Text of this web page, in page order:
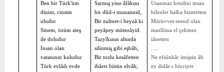
Ben bir Türk'üm
dinim, cinsim
uludur
Sinem, özüm ateş
ile doludur
İnsan olan
vatanının kuludur
Türk evlâdı evde
Sarmış yine âfâkını
bir dûd-ı munannid,
Bir zulmet-i beyzâ ki
peyâpey mütezâyid.
Tazyîkının altında
silinmiş gibi eşbâh,
Bir tozlu kesâfetten
ibâret bütün elvâh;
Usanmaz kendini insan
bilenler halka hizmetten
Mürüvvet-mend olan
mazlûma el çekmez
iânetten
Ne efsûnkâr imişsin âh
ey didâr-ı hürriyet